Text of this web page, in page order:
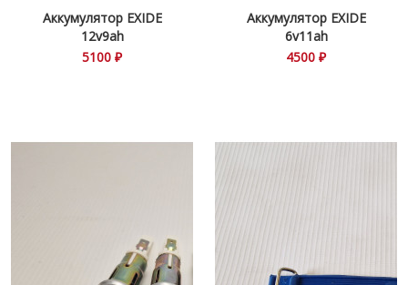
Аккумулятор EXIDE
12v9ah
5100 ₽
Аккумулятор EXIDE
6v11ah
4500 ₽